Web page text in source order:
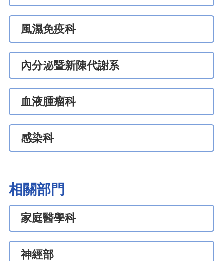
風濕免疫科
內分泌暨新陳代謝系
血液腫瘤科
感染科
相關部門
家庭醫學科
神經部